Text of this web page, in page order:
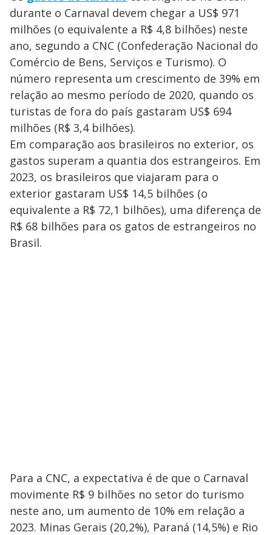
durante o Carnaval devem chegar a US$ 971
milhões (o equivalente a R$ 4,8 bilhões) neste
ano, segundo a CNC (Confederação Nacional do
Comércio de Bens, Serviços e Turismo). O
número representa um crescimento de 39% em
relação ao mesmo período de 2020, quando os
turistas de fora do país gastaram US$ 694
milhões (R$ 3,4 bilhões).
Em comparação aos brasileiros no exterior, os
gastos superam a quantia dos estrangeiros. Em
2023, os brasileiros que viajaram para o
exterior gastaram US$ 14,5 bilhões (o
equivalente a R$ 72,1 bilhões), uma diferença de
R$ 68 bilhões para os gatos de estrangeiros no
Brasil.
Para a CNC, a expectativa é de que o Carnaval
movimente R$ 9 bilhões no setor do turismo
neste ano, um aumento de 10% em relação a
2023. Minas Gerais (20,2%), Paraná (14,5%) e Rio